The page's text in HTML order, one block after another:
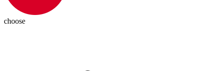
choose